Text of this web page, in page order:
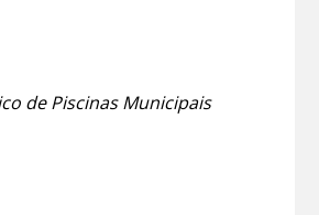
de Piscinas Municipais